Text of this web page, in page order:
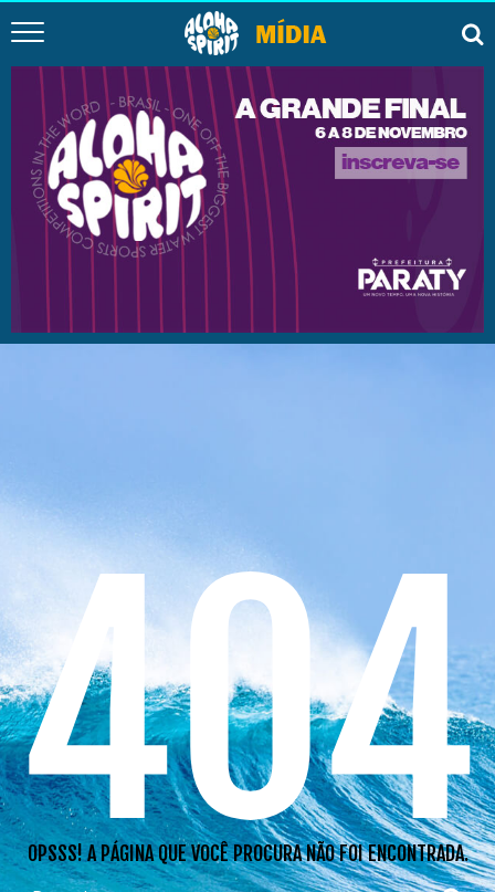
404
OPSSS! A PÁGINA QUE VOCÊ PROCURA NÃO FOI ENCONTRADA.